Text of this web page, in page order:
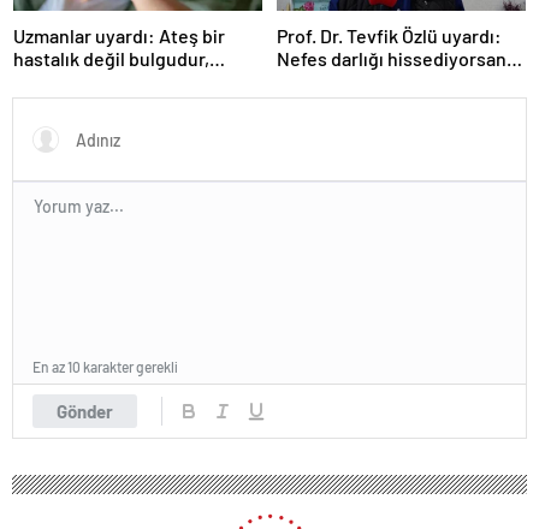
Uzmanlar uyardı: Ateş bir
hastalık değil bulgudur,
mekanizmasıdır
Prof. Dr. Tevfik Özlü uyardı:
Nefes darlığı hissediyorsanız
Gönder
En az 10 karakter gerekli